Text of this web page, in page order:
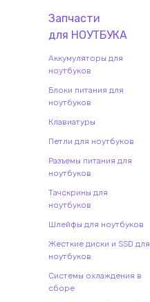
Запчасти
для НОУТБУКА
Аккумуляторы для
ноутбуков
Блоки питания для
ноутбуков
Клавиатуры
Петли для ноутбуков
Разъемы питания для
ноутбуков
Тачскрины для
ноутбуков
Шлейфы для ноутбуков
Жесткие диски и SSD для
ноутбуков
Системы охлаждения в
сборе